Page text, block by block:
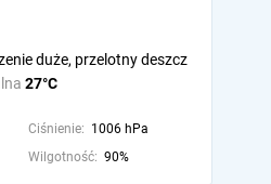
27°C
duże, przelotny deszcz
Ciśnienie: 1006 hPa
Wilgotność: 90%